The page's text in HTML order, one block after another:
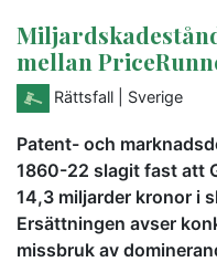
mellan
Rättsfall | Sverige
Patent- och
1860-22 slagit fast att
14,3 miljarder kronor i
Ersättningen avser
missbruk av